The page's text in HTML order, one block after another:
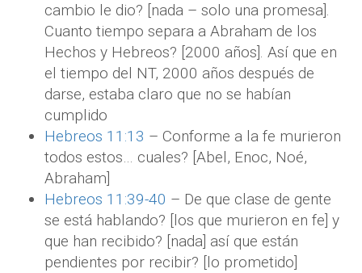
cambio le dio? [nada – solo una promesa].
Cuanto tiempo separa a Abraham de los
Hechos y Hebreos? [2000 años]. Así que en
el tiempo del NT, 2000 años después de
darse, estaba claro que no se habían
cumplido
Hebreos 11:13 – Conforme a la fe murieron
todos estos… cuales? [Abel, Enoc, Noé,
Abraham]
Hebreos 11:39-40 – De que clase de gente
se está hablando? [los que murieron en fe] y
que han recibido? [nada] así que están
pendientes por recibir? [lo prometido]